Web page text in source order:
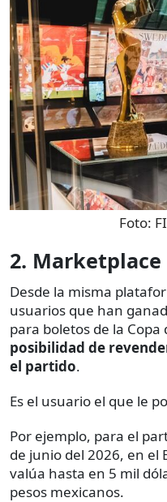
Foto:
2. Marketplace
Desde la misma
usuarios que han
para boletos de la
posibilidad de
el partido.
Es el usuario el que le
Por ejemplo, para el
de junio del 2026, en el
valúa hasta en 5 mil
pesos mexicanos.